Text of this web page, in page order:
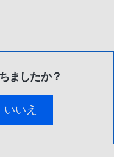
ましたか？
いいえ